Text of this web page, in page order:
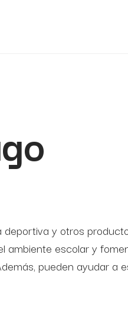
y otros
ambiente escolar y
pueden ayudar